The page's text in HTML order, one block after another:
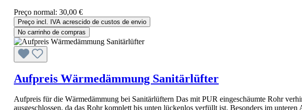
Preço normal: 30,00 €
Preço incl. IVA acrescido de custos de envio
No carrinho de compras
Aufpreis Wärmedämmung Sanitärlüfter
Aufpreis für die Wärmedämmung bei Sanitärlüftern Das mit PUR eingeschäumte Rohr
ausgeschlossen, da das Rohr komplett bis unten lückenlos verfüllt ist. Besonders im